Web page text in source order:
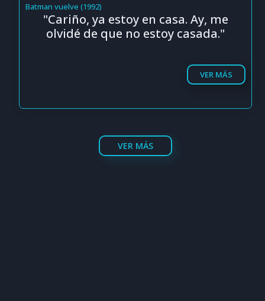
Batman vuelve (1992)
"Cariño, ya estoy en casa. Ay, me
olvidé de que no estoy casada."
VER MÁS
VER MÁS